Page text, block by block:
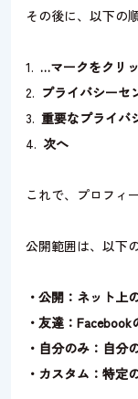
その後に、以下の
…マークをクリ
プライバシーセ
重要なプライバ
次へ
これで、プロフィ
公開範囲は、以下
・公開：ネット上
・友達：
・自分のみ：自分
・カスタム：特定